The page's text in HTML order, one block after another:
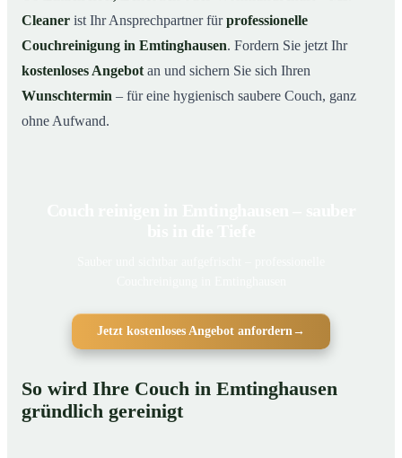
Cleaner ist Ihr Ansprechpartner fürprofessionelle
Couchreinigung in Emtinghausen. Fordern Sie jetzt Ihr
kostenloses Angebot an und sichern Sie sich Ihren
Wunschtermin – für eine hygienisch saubere Couch, ganz
ohne Aufwand.
Jetzt kostenloses Angebot anfordern →
So wird Ihre Couch in Emtinghausen
gründlich gereinigt